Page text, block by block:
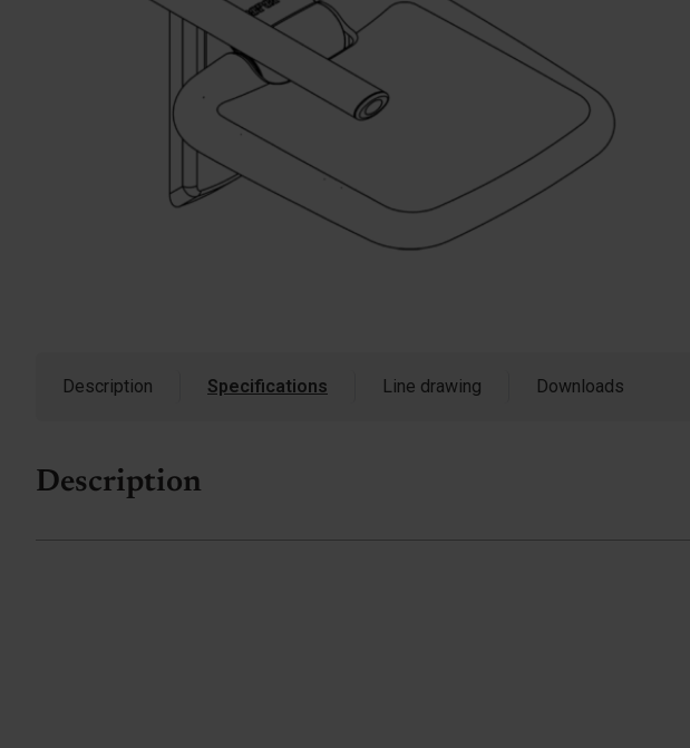
Description Specifications Line drawing Downloads
Description